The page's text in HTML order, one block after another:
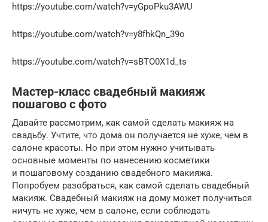
https://youtube.com/watch?v=yGpoPku3AWU
https://youtube.com/watch?v=y8fhkQn_39o
https://youtube.com/watch?v=sBTO0X1d_ts
Мастер-класс свадебный макияж
пошагово с фото
Давайте рассмотрим, как самой сделать макияж на
свадьбу. Учтите, что дома он получается не хуже, чем в
салоне красоты. Но при этом нужно учитывать
основные моменты по нанесению косметики
и пошаговому созданию свадебного макияжа.
Попробуем разобраться, как самой сделать свадебный
макияж. Свадебный макияж на дому может получиться
ничуть не хуже, чем в салоне, если соблюдать